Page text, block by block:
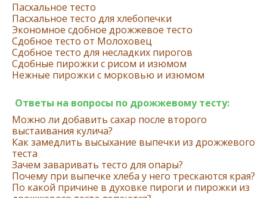
Пасхальное тесто
Пасхальное тесто для хлебопечки
Экономное сдобное дрожжевое тесто
Сдобное тесто от Молоховец
Сдобное тесто для несладких пирогов
Сдобные пирожки с рисом и изюмом
Нежные пирожки с морковью и изюмом
Ответы на вопросы по дрожжевому тесту:
Можно ли добавить сахар после второго
выстаивания кулича?
Как замедлить высыхание выпечки из дрожжевого
теста
Зачем заваривать тесто для опары?
Почему при выпечке хлеба у него трескаются края?
По какой причине в духовке пироги и пирожки из